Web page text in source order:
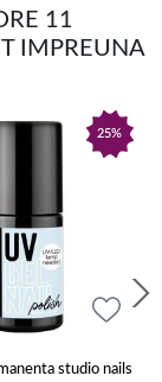
11
IMPREUNA
25%
studio nails